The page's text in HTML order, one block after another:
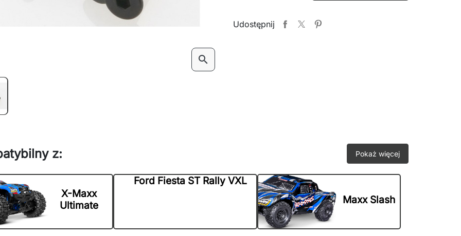
search
Udostępnij
z: Pokaż więcej
X-Maxx
Ultimate
Ford Fiesta ST Rally VXL
Maxx Slash